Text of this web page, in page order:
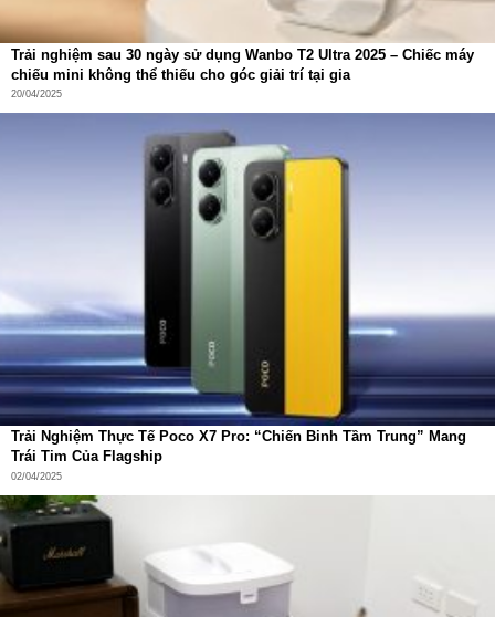
yêu thích sự gọn gàng, thông minh và phong cách.
Trải nghiệm sau 30 ngày sử dụng Wanbo T2 Ultra 2025 – Chiếc máy
chiếu mini không thể thiếu cho góc giải trí tại gia
20/04/2025
Trải Nghiệm Thực Tế Poco X7 Pro: “Chiến Binh Tầm Trung” Mang
Trái Tim Của Flagship
02/04/2025